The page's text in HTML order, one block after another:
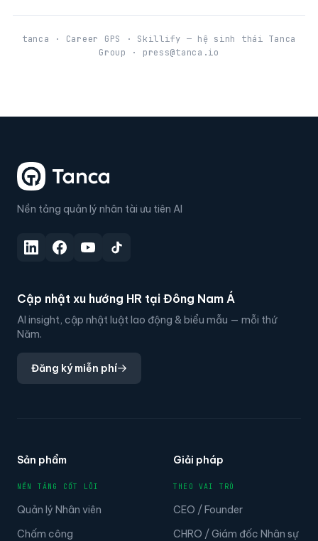
tanca · Career GPS · Skillify — hệ sinh thái Tanca
Group · press@tanca.io
Nền tảng quản lý nhân tài ưu tiên AI
Cập nhật xu hướng HR tại Đông Nam Á
AI insight, cập nhật luật lao động & biểu mẫu — mỗi thứ
Năm.
Đăng ký miễn phí
Sản phẩm
NỀN TẢNG CỐT LÕI
Quản lý Nhân viên
Chấm công
Giải pháp
THEO VAI TRÒ
CEO / Founder
CHRO / Giám đốc Nhân sự